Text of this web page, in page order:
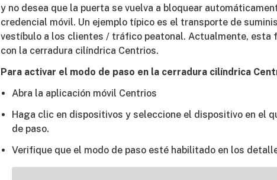
y no desea que la puerta se vuelva a bloquear
credencial móvil. Un ejemplo típico es el transporte de
vestíbulo a los clientes / tráfico peatonal. Actualmente, esta
con la cerradura cilíndrica Centrios.
Para activar el modo de paso en la cerradura cilíndrica
Abra la aplicación móvil Centrios
Haga clic en dispositivos y seleccione el dispositivo en el
de paso.
Verifique que el modo de paso esté habilitado en los